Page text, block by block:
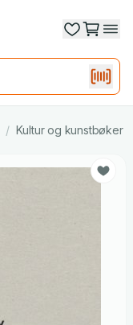
/ Kultur og kunstbøker